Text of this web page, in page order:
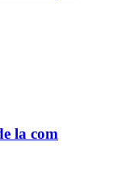
la com